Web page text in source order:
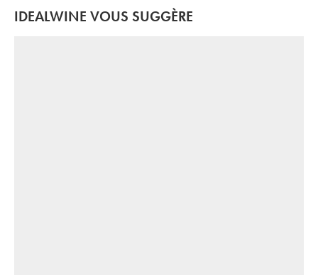
IDEALWINE VOUS SUGGÈRE